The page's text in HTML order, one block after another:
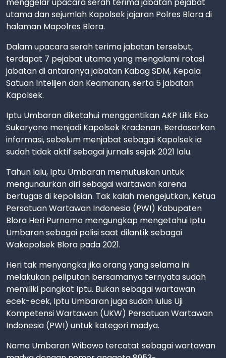
utama dan sejumlah Kapolsek jajaran Polres Blora di
halaman Mapolres Blora.
Dalam upacara serah terima jabatan tersebut,
terdapat 7 pejabat utama yang mengalami rotasi
jabatan di antaranya jabatan Kabag SDM, Kepala
Satuan Intelijen dan Keamanan, serta 5 jabatan
Kapolsek.
Iptu Umbaran diketahui menggantikan AKP Lilik Eko
Sukaryono menjadi Kapolsek Kradenan. Berdasarkan
informasi, sebelum menjabat sebagai Kapolsek ia
sudah tidak aktif sebagai jurnalis sejak 2021 lalu.
Tahun lalu, Iptu Umbaran memutuskan untuk
mengundurkan diri sebagai wartawan karena
bertugas di kepolisian. Tak kalah mengejutkan, Ketua
Persatuan Wartawan Indonesia (PWI) Kabupaten
Blora Heri Purnomo mengungkap mengetahui Iptu
Umbaran sebagai polisi saat dilantik sebagai
Wakapolsek Blora pada 2021.
Heri tak menyangka jika orang yang selama ini
melakukan peliputan bersamanya ternyata sudah
memiliki pangkat Iptu. Bukan sebagai wartawan
ecek-ecek, Iptu Umbaran juga sudah lulus Uji
Kompetensi Wartawan (UKW) Persatuan Wartawan
Indonesia (PWI) untuk kategori madya.
Nama Umbaran Wibowo tercatat sebagai wartawan